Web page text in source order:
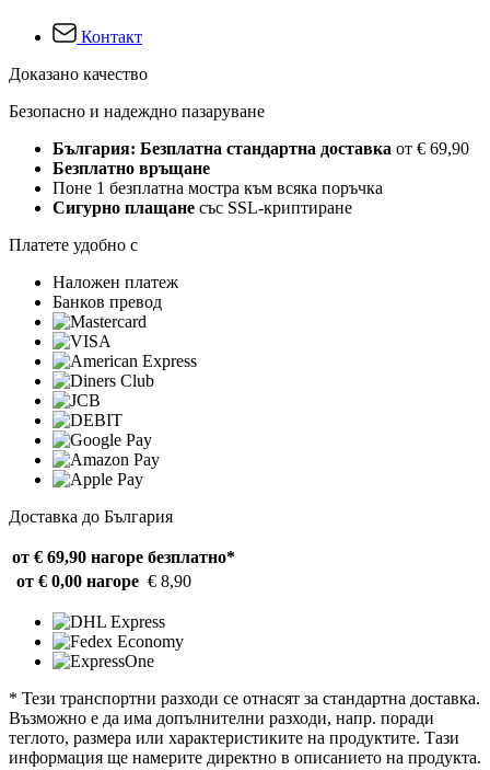
Контакт
Доказано качество
Безопасно и надеждно пазаруване
България: Безплатна стандартна доставка от € 69,90
Безплатно връщане
Поне 1 безплатна мостра към всяка поръчка
Сигурно плащане със SSL-криптиране
Платете удобно с
Наложен платеж
Банков превод
Доставка до България
от € 69,90 нагоре безплатно*
от € 0,00 нагоре € 8,90
* Тези транспортни разходи се отнасят за стандартна доставка.
Възможно е да има допълнителни разходи, напр. поради
теглото, размера или характеристиките на продуктите. Тази
информация ще намерите директно в описанието на продукта.